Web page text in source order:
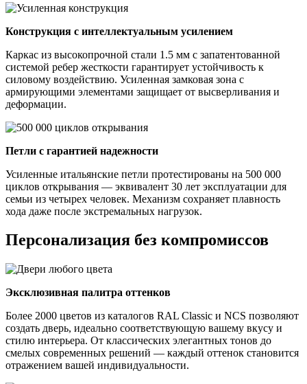
Конструкция с интеллектуальным усилением
Каркас из высокопрочной стали 1.5 мм с запатентованной
системой ребер жесткости гарантирует устойчивость к
силовому воздействию. Усиленная замковая зона с
армирующими элементами защищает от высверливания и
деформации.
Петли с гарантией надежности
Усиленные итальянские петли протестированы на 500 000
циклов открывания — эквивалент 30 лет эксплуатации для
семьи из четырех человек. Механизм сохраняет плавность
хода даже после экстремальных нагрузок.
Персонализация без компромиссов
Эксклюзивная палитра оттенков
Более 2000 цветов из каталогов RAL Classic и NCS позволяют
создать дверь, идеально соответствующую вашему вкусу и
стилю интерьера. От классических элегантных тонов до
смелых современных решений — каждый оттенок становится
отражением вашей индивидуальности.